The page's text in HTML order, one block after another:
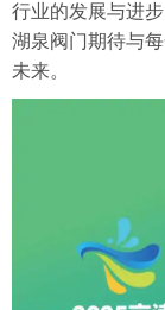
行业的发展与进
湖泉阀门期待与
未来。